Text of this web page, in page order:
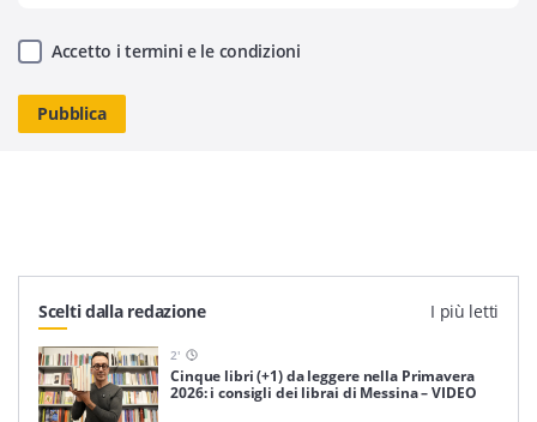
Accetto i termini e le condizioni
Scelti dalla redazione I più letti
2'
Cinque libri (+1) da leggere nella Primavera
2026: i consigli dei librai di Messina – VIDEO